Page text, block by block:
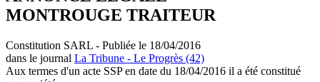
MONTROUGE TRAITEUR
Constitution SARL - Publiée le 18/04/2016
dans le journal La Tribune - Le Progrès (42)
Aux termes d'un acte SSP en date du 18/04/2016 il a été constitué